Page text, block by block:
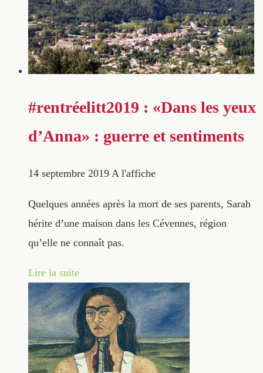
#rentréelitt2019 : «Dans les yeux
d’Anna» : guerre et sentiments
14 septembre 2019 A l'affiche
Quelques années après la mort de ses parents, Sarah
hérite d’une maison dans les Cévennes, région
qu’elle ne connaît pas.
Lire la suite